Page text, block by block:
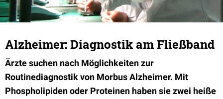
Alzheimer: Diagnostik am Fließband
Ärzte suchen nach Möglichkeiten zur
Routinediagnostik von Morbus Alzheimer. Mit
Phospholipiden oder Proteinen haben sie zwei heiße